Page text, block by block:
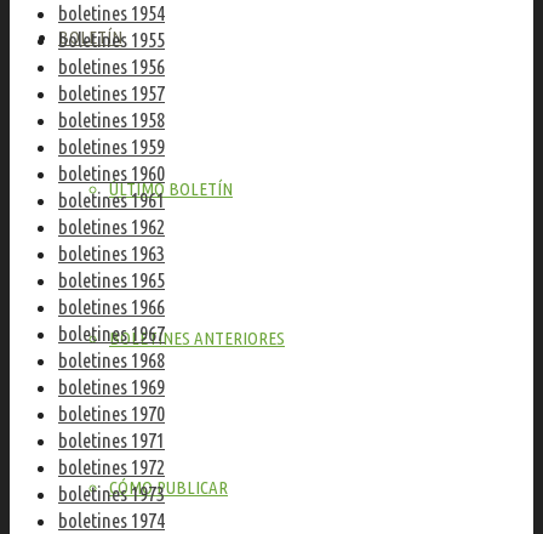
BOLETÍN
ÚLTIMO BOLETÍN
BOLETINES ANTERIORES
CÓMO PUBLICAR
boletines 1954
boletines 1955
boletines 1956
boletines 1957
boletines 1958
boletines 1959
boletines 1960
boletines 1961
boletines 1962
boletines 1963
boletines 1965
boletines 1966
boletines 1967
boletines 1968
boletines 1969
boletines 1970
boletines 1971
boletines 1972
boletines 1973
boletines 1974